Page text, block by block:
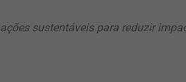
sustentáveis para reduzir